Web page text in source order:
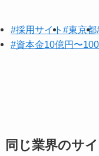
#採用サイト #東京都
#資本金10億円〜
同じ業界のサイ